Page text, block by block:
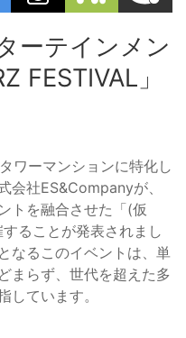
ーテインメン
FESTIVAL」
ワーマンションに特化し
会社ES&Companyが、
トを融合させた「(仮
ることが発表されまし
なるこのイベントは、単
まらず、世代を超えた多
しています。